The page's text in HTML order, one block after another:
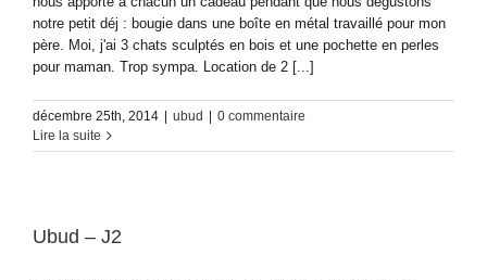
notre petit déj : bougie dans une boîte en métal travaillé pour mon
père. Moi, j'ai 3 chats sculptés en bois et une pochette en perles
pour maman. Trop sympa. Location de 2 [...]
décembre 25th, 2014 ubud
0 commentaire
Lire la suite
Ubud – J2